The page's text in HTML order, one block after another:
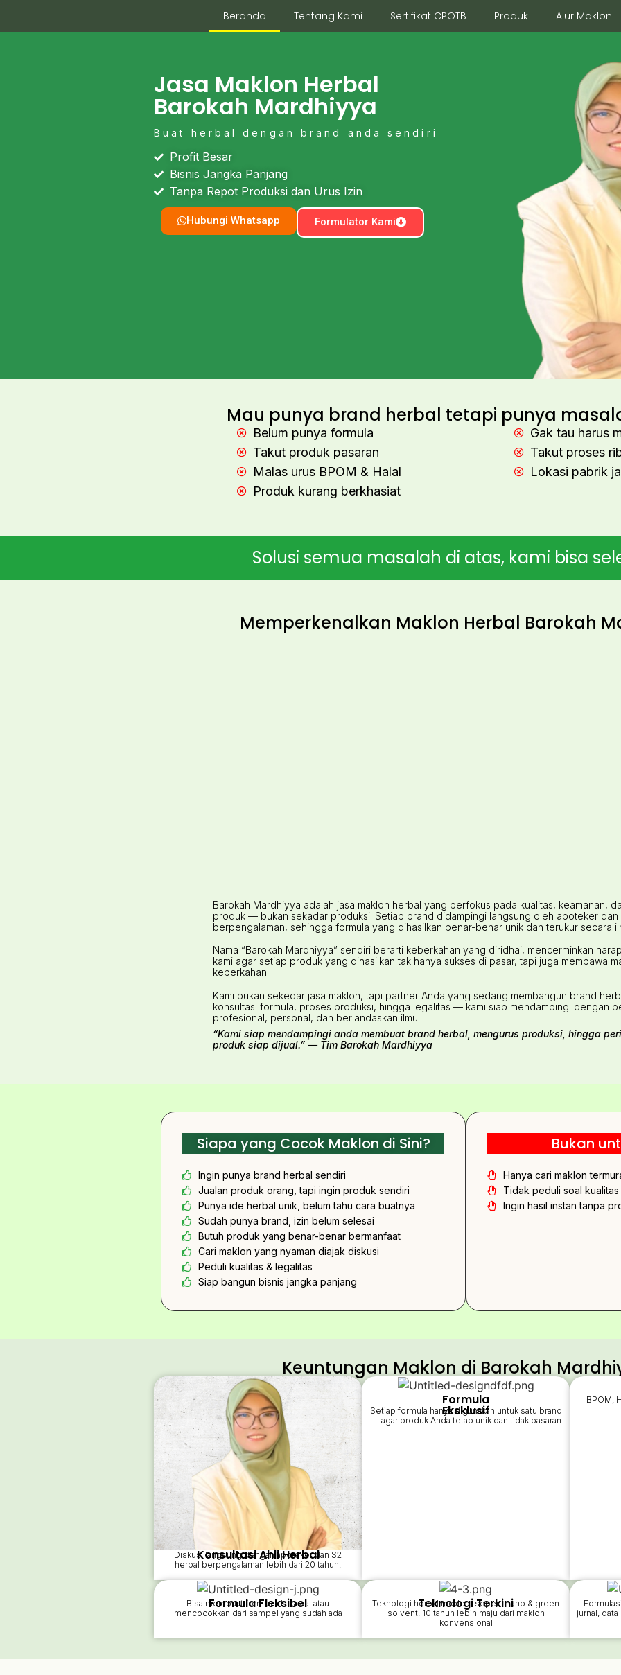
Beranda Tentang Kami Sertifikat CPOTB Produk Alur Maklon
Jasa Maklon Herbal
Barokah Mardhiyya
Buat herbal dengan brand anda sendiri
Profit Besar
Bisnis Jangka Panjang
Tanpa Repot Produksi dan Urus Izin
Hubungi Whatsapp Formulator Kami
Mau punya brand herbal tetapi punya
Belum punya formula
Takut produk pasaran
Malas urus BPOM & Halal
Produk kurang berkhasiat
Gak tau harus
Takut proses
Lokasi pabrik
Solusi semua masalah di atas, kami bisa
Memperkenalkan Maklon Herbal Barokah
Barokah Mardhiyya adalah jasa maklon herbal yang berfokus pada kualitas, keamanan,
produk — bukan sekadar produksi. Setiap brand didampingi langsung oleh apoteker dan
berpengalaman, sehingga formula yang dihasilkan benar-benar unik dan terukur secara
Nama “Barokah Mardhiyya” sendiri berarti keberkahan yang diridhai, mencerminkan
kami agar setiap produk yang dihasilkan tak hanya sukses di pasar, tapi juga membawa
keberkahan.
Kami bukan sekedar jasa maklon, tapi partner Anda yang sedang membangun brand
konsultasi formula, proses produksi, hingga legalitas — kami siap mendampingi dengan
profesional, personal, dan berlandaskan ilmu.
“Kami siap mendampingi anda membuat brand herbal, mengurus produksi, hingga
produk siap dijual.” — Tim Barokah Mardhiyya
Siapa yang Cocok Maklon di Sini?
Ingin punya brand herbal sendiri
Jualan produk orang, tapi ingin produk sendiri
Punya ide herbal unik, belum tahu cara buatnya
Sudah punya brand, izin belum selesai
Butuh produk yang benar-benar bermanfaat
Cari maklon yang nyaman diajak diskusi
Peduli kualitas & legalitas
Siap bangun bisnis jangka panjang
Bukan
Hanya cari maklon
Tidak peduli soal kualitas
Ingin hasil instan tanpa
Keuntungan Maklon di Barokah
Konsultasi Ahli Herbal
Diskusi langsung dengan apoteker dan S2
herbal berpengalaman lebih dari 20 tahun.
Formula
Eksklusif
Setiap formula hanya digunakan untuk satu brand
— agar produk Anda tetap unik dan tidak pasaran
BPOM,
Formula Fleksibel
Bisa membuat formula dari awal atau
mencocokkan dari sampel yang sudah ada
Teknologi Terkini
Teknologi herbal modern seperti nano & green
solvent, 10 tahun lebih maju dari maklon
konvensional
jurnal,